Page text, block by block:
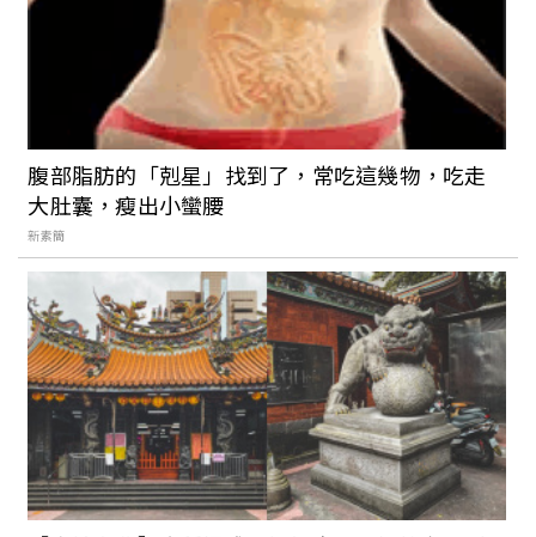
2023最新東京旅遊指南！《遇見NEO東
京》集結東京各區最新景點、必吃必逛推
薦，第一次安排自由行也能輕鬆上手
日本東京銀座一日遊！優雅日式早餐、浪
漫貴婦午茶、時髦迴轉壽司，還有逛不完
的華麗櫥窗
腹部脂肪的「剋星」找到了，常吃這幾物，吃走
大肚囊，瘦出小蠻腰
新素簡